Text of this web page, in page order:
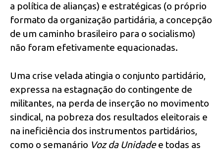
a política de alianças) e estratégicas (o próprio
formato da organização partidária, a concepção
de um caminho brasileiro para o socialismo)
não foram efetivamente equacionadas.
Uma crise velada atingia o conjunto partidário,
expressa na estagnação do contingente de
militantes, na perda de inserção no movimento
sindical, na pobreza dos resultados eleitorais e
na ineficiência dos instrumentos partidários,
como o semanário Voz da Unidadee todas as